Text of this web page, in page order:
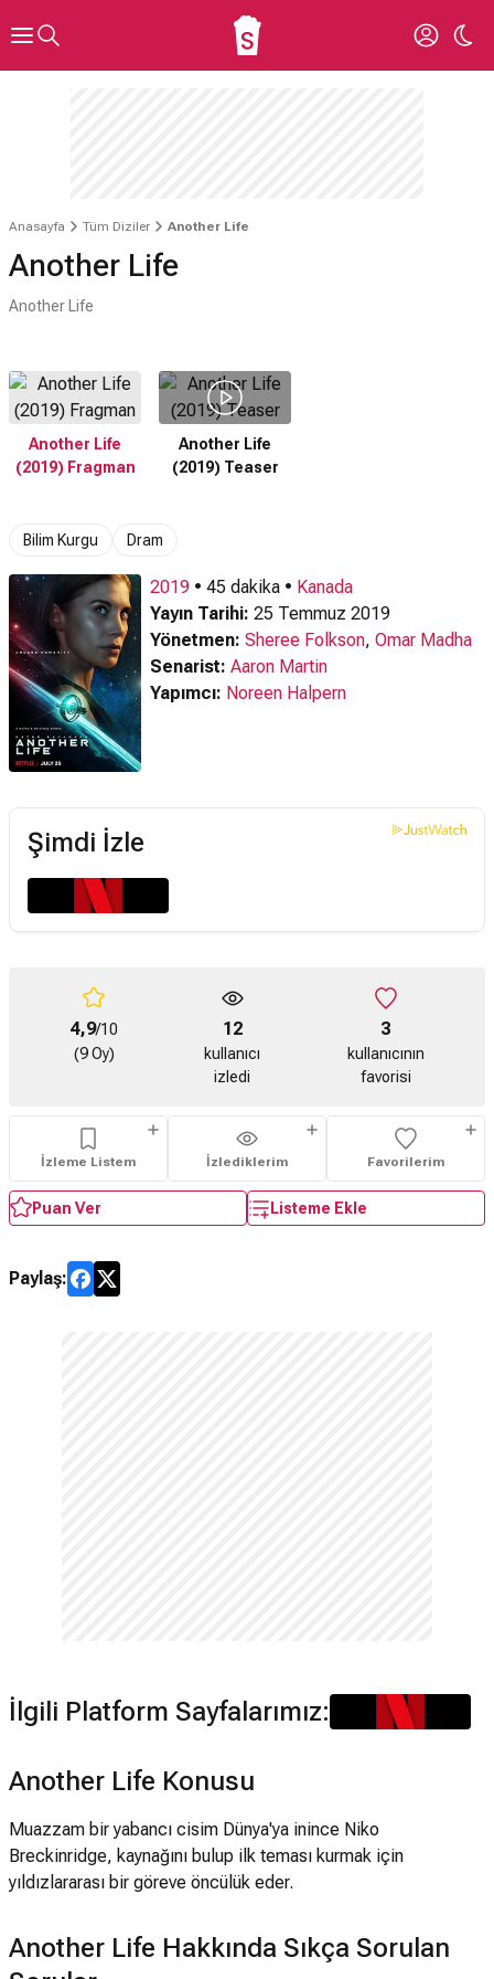
Anasayfa Tüm Diziler Another Life
Another Life
Another Life
Another Life
(2019) Fragman
Another Life
(2019) Teaser
Bilim Kurgu Dram
2019 • 45 dakika • Kanada
Yayın Tarihi: 25 Temmuz 2019
Yönetmen: Sheree Folkson, Omar Madha
Senarist: Aaron Martin
Yapımcı: Noreen Halpern
Şimdi İzle
4,9/10
(9 Oy)
12
kullanıcı
izledi
3
kullanıcının
favorisi
İzleme Listem İzlediklerim Favorilerim
Puan Ver Listeme Ekle
Paylaş:
İlgili Platform Sayfalarımız:
Another Life Konusu
Muazzam bir yabancı cisim Dünya'ya inince Niko
Breckinridge, kaynağını bulup ilk teması kurmak için
yıldızlararası bir göreve öncülük eder.
Another Life Hakkında Sıkça Sorulan